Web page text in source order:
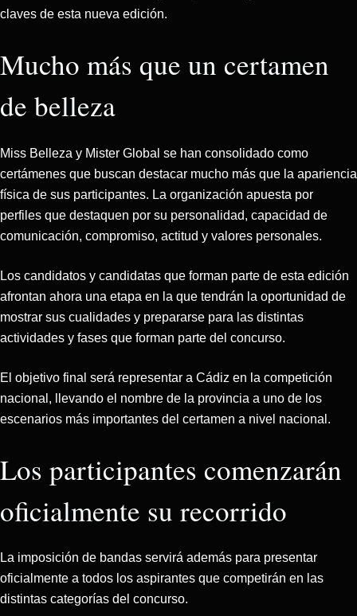
claves de esta nueva edición.
Mucho más que un certamen
de belleza
Miss Belleza y Mister Global se han consolidado como
certámenes que buscan destacar mucho más que la apariencia
física de sus participantes. La organización apuesta por
perfiles que destaquen por su personalidad, capacidad de
comunicación, compromiso, actitud y valores personales.
Los candidatos y candidatas que forman parte de esta edición
afrontan ahora una etapa en la que tendrán la oportunidad de
mostrar sus cualidades y prepararse para las distintas
actividades y fases que forman parte del concurso.
El objetivo final será representar a Cádiz en la competición
nacional, llevando el nombre de la provincia a uno de los
escenarios más importantes del certamen a nivel nacional.
Los participantes comenzarán
oficialmente su recorrido
La imposición de bandas servirá además para presentar
oficialmente a todos los aspirantes que competirán en las
distintas categorías del concurso.